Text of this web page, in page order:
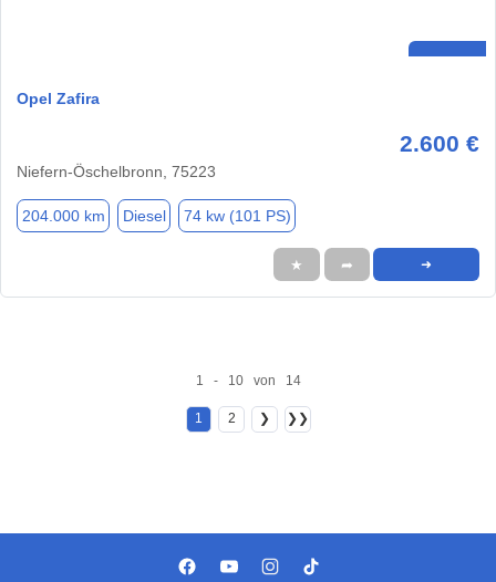
Opel Zafira
2.600 €
Niefern-Öschelbronn, 75223
204.000 km Diesel 74 kw (101 PS)
★ ➦ ➜
1 - 10 von 14
1 2 ❯ ❯❯